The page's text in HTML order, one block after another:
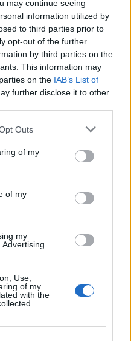
may continue seeing
information utilized by
to third parties prior to
opt-out of the further
by third parties on the
This information may
on the IAB’s List of
further disclose it to other
Outs
of my
of my
my
Use,
of my
with the